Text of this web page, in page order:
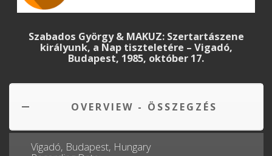
Szabados György & MAKUZ: Szertartászene
királyunk, a Nap tiszteletére – Vigadó,
Budapest, 1985, október 17.
OVERVIEW - ÖSSZEGZÉS
Vigadó, Budapest, Hungary